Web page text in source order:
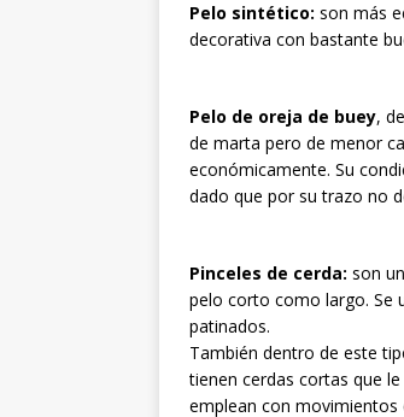
Pelo sintético: son más
decorativa con bastante
Pelo de oreja de buey,
de marta pero de menor
económicamente. Su
dado que por su trazo no
Pinceles de cerda: son
pelo corto como largo. Se
patinados.
También dentro de este
tienen cerdas cortas que
emplean con movimientos